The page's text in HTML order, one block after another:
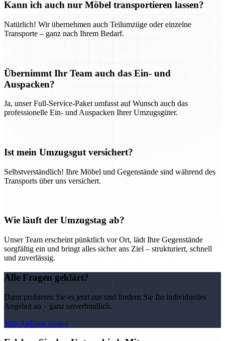
Kann ich auch nur Möbel transportieren lassen?
Natürlich! Wir übernehmen auch Teilumzüge oder einzelne
Transporte – ganz nach Ihrem Bedarf.
Übernimmt Ihr Team auch das Ein- und
Auspacken?
Ja, unser Full-Service-Paket umfasst auf Wunsch auch das
professionelle Ein- und Auspacken Ihrer Umzugsgüter.
Ist mein Umzugsgut versichert?
Selbstverständlich! Ihre Möbel und Gegenstände sind während des
Transports über uns versichert.
Wie läuft der Umzugstag ab?
Unser Team erscheint pünktlich vor Ort, lädt Ihre Gegenstände
sorgfältig ein und bringt alles sicher ans Ziel – strukturiert, schnell
und zuverlässig.
Alle Fragen geklärt?
Dann probieren Sie es jetzt aus und fordern Sie Ihr individuelles
Angebot an – ganz unverbindlich.
Jetzt Anfrage starten